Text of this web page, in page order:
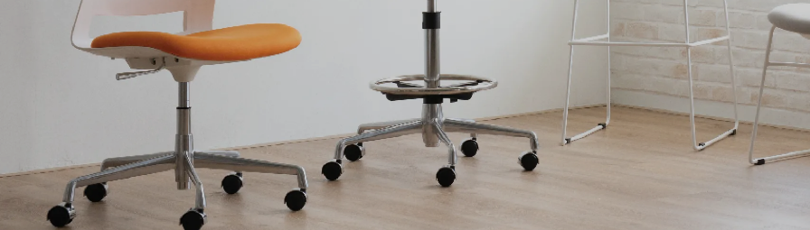
Lounge area
Collaboration space
Ergonomic Recliner Steelcase
Design Awards